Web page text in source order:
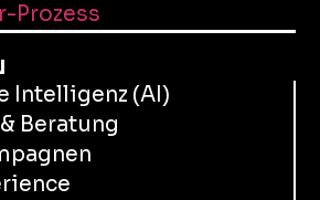
Prozess
Intelligenz (AI)
Beratung